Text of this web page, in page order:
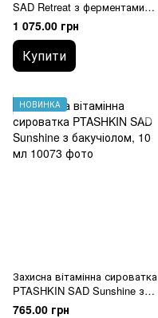
SAD Retreat з ферментами
граната та гарбуза, 65 мл
1 075.00 грн
Купити
НОВИНКА
Захисна вітамінна сироватка
PTASHKIN SAD Sunshine з
бакучіолом, 10 мл
765.00 грн